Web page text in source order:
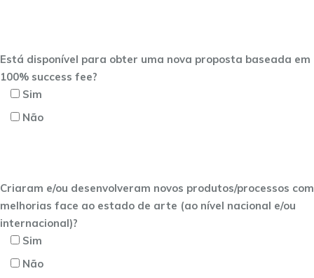
Está disponível para obter uma nova proposta baseada em
100% success fee?
Sim
Não
Criaram e/ou desenvolveram novos produtos/processos com
melhorias face ao estado de arte (ao nível nacional e/ou
internacional)?
Sim
Não